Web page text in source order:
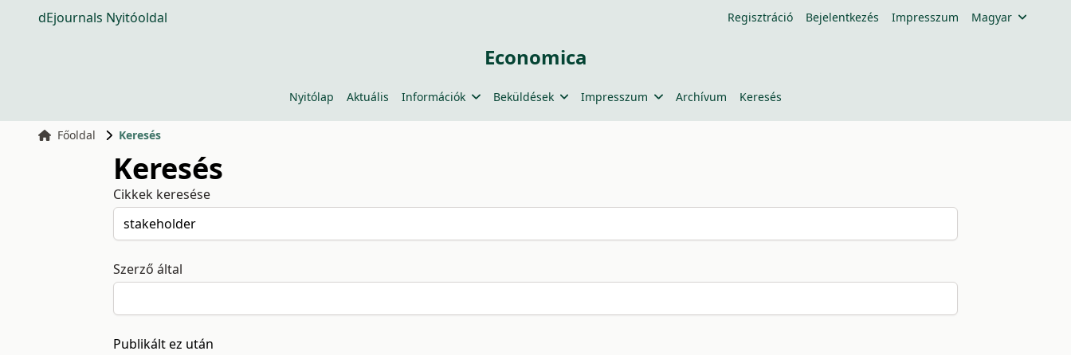
dEjournals Nyitóoldal Regisztráció Bejelentkezés Impresszum Magyar
Economica
Nyitólap Aktuális Információk Beküldések Impresszum Archívum Keresés
Főoldal Keresés
Keresés
Cikkek keresése
Szerző által
Publikált ez után